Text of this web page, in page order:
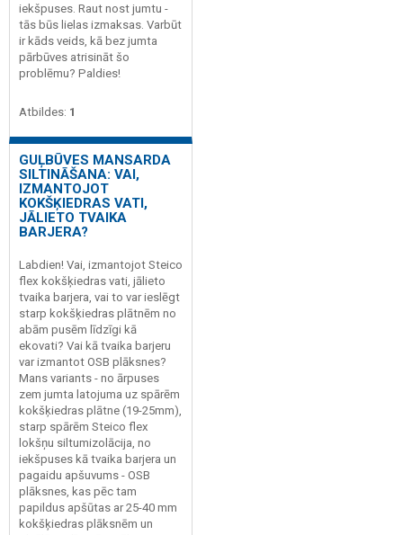
iekšpuses. Raut nost jumtu -
tās būs lielas izmaksas. Varbūt
ir kāds veids, kā bez jumta
pārbūves atrisināt šo
problēmu? Paldies!
Atbildes: 1
GUĻBŪVES MANSARDA
SILTINĀŠANA: VAI,
IZMANTOJOT
KOKŠĶIEDRAS VATI,
JĀLIETO TVAIKA
BARJERA?
Labdien! Vai, izmantojot Steico
flex kokšķiedras vati, jālieto
tvaika barjera, vai to var ieslēgt
starp kokšķiedras plātnēm no
abām pusēm līdzīgi kā
ekovati? Vai kā tvaika barjeru
var izmantot OSB plāksnes?
Mans variants - no ārpuses
zem jumta latojuma uz spārēm
kokšķiedras plātne (19-25mm),
starp spārēm Steico flex
lokšņu siltumizolācija, no
iekšpuses kā tvaika barjera un
pagaidu apšuvums - OSB
plāksnes, kas pēc tam
papildus apšūtas ar 25-40 mm
kokšķiedras plāksnēm un